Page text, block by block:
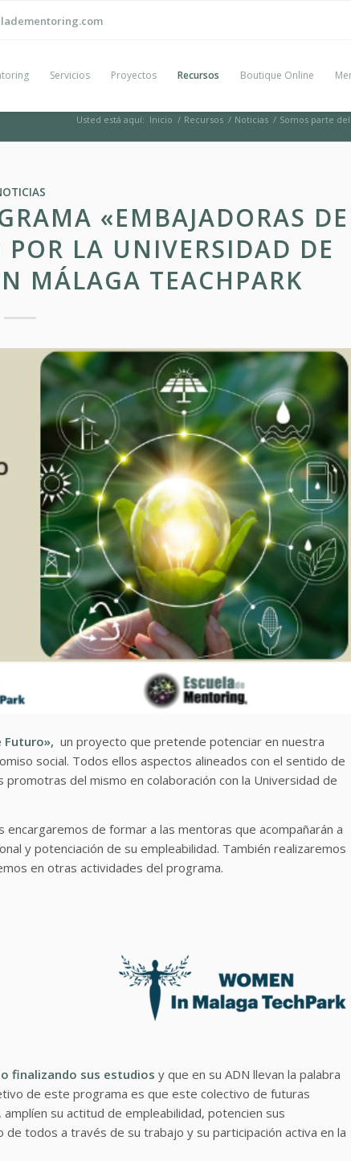
Servicios Proyectos Recursos Boutique Online
Usted está aquí: Inicio / Recursos / Noticias / Somos parte
«EMBAJADORAS DE
LA UNIVERSIDAD DE
MÁLAGA TEACHPARK
Futuro», un proyecto que pretende potenciar en nuestra
social. Todos ellos aspectos alineados con el sentido de
promotras del mismo en colaboración con la Universidad de
de formar a las mentoras que acompañarán a
y potenciación de su empleabilidad. También realizaremos
en otras actividades del programa.
finalizando sus estudios y que en su ADN llevan la palabra
de este programa es que este colectivo de futuras
su actitud de empleabilidad, potencien sus
todos a través de su trabajo y su participación activa en la